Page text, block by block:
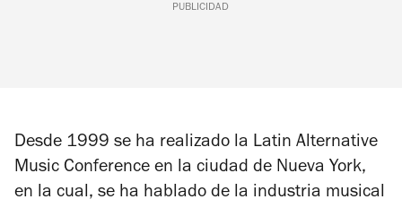
PUBLICIDAD
Desde 1999 se ha realizado la Latin Alternative
Music Conference en la ciudad de Nueva York,
en la cual, se ha hablado de la industria musical